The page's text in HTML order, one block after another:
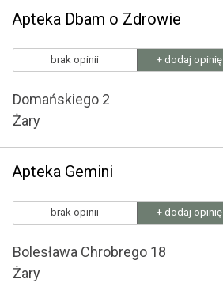
Apteka Dbam o Zdrowie
brak opinii + dodaj opinię
Domańskiego 2
Żary
Apteka Gemini
brak opinii + dodaj opinię
Bolesława Chrobrego 18
Żary